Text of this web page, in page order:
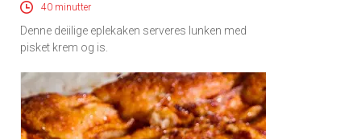
40 minutter
Denne deiilige eplekaken serveres lunken med
pisket krem og is.